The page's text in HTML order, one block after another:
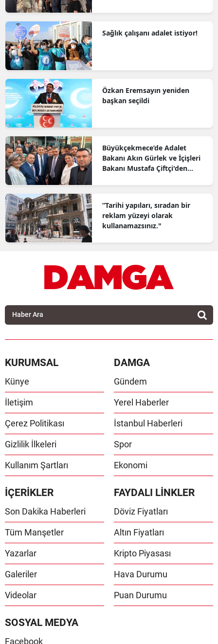
Sağlık çalışanı adalet istiyor!
Özkan Eremsayın yeniden
başkan seçildi
Büyükçekmece’de Adalet
Bakanı Akın Gürlek ve İçişleri
Bakanı Mustafa Çiftçi'den
“Tarihi yapıları, sıradan bir
reklam yüzeyi olarak
kullanamazsınız."
KURUMSAL
Künye
İletişim
Çerez Politikası
Gizlilik İlkeleri
Kullanım Şartları
DAMGA
Gündem
Yerel Haberler
İstanbul Haberleri
Spor
Ekonomi
İÇERİKLER
Son Dakika Haberleri
Tüm Manşetler
Yazarlar
Galeriler
Videolar
FAYDALI LİNKLER
Döviz Fiyatları
Altın Fiyatları
Kripto Piyasası
Hava Durumu
Puan Durumu
SOSYAL MEDYA
Facebook